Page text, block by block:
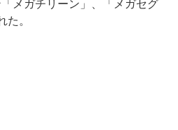
メガチリーン」、「メガセグ
た。